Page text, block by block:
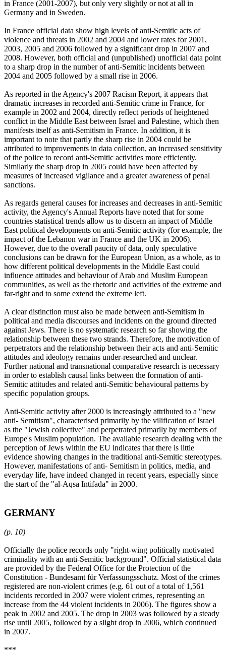
in France (2001-2007), but only very slightly or not at all in
Germany and in Sweden.
In France official data show high levels of anti-Semitic acts of
violence and threats in 2002 and 2004 and lower rates for 2001,
2003, 2005 and 2006 followed by a significant drop in 2007 and
2008. However, both official and (unpublished) unofficial data point
to a sharp drop in the number of anti-Semitic incidents between
2004 and 2005 followed by a small rise in 2006.
As reported in the Agency's 2007 Racism Report, it appears that
dramatic increases in recorded anti-Semitic crime in France, for
example in 2002 and 2004, directly reflect periods of heightened
conflict in the Middle East between Israel and Palestine, which then
manifests itself as anti-Semitism in France. In addition, it is
important to note that partly the sharp rise in 2004 could be
attributed to improvements in data collection, an increased sensitivity
of the police to record anti-Semitic activities more efficiently.
Similarly the sharp drop in 2005 could have been affected by
measures of increased vigilance and a greater awareness of penal
sanctions.
As regards general causes for increases and decreases in anti-Semitic
activity, the Agency's Annual Reports have noted that for some
countries statistical trends allow us to discern an impact of Middle
East political developments on anti-Semitic activity (for example, the
impact of the Lebanon war in France and the UK in 2006).
However, due to the overall paucity of data, only speculative
conclusions can be drawn for the European Union, as a whole, as to
how different political developments in the Middle East could
influence attitudes and behaviour of Arab and Muslim European
communities, as well as the rhetoric and activities of the extreme and
far-right and to some extend the extreme left.
A clear distinction must also be made between anti-Semitism in
political and media discourses and incidents on the ground directed
against Jews. There is no systematic research so far showing the
relationship between these two strands. Therefore, the motivation of
perpetrators and the relationship between their acts and anti-Semitic
attitudes and ideology remains under-researched and unclear.
Further national and transnational comparative research is necessary
in order to establish causal links between the formation of anti-
Semitic attitudes and related anti-Semitic behavioural patterns by
specific population groups.
Anti-Semitic activity after 2000 is increasingly attributed to a "new
anti- Semitism", characterised primarily by the vilification of Israel
as the "Jewish collective" and perpetrated primarily by members of
Europe's Muslim population. The available research dealing with the
perception of Jews within the EU indicates that there is little
evidence showing changes in the traditional anti-Semitic stereotypes.
However, manifestations of anti- Semitism in politics, media, and
everyday life, have indeed changed in recent years, especially since
the start of the "al-Aqsa Intifada" in 2000.
GERMANY
(p. 10)
Officially the police records only "right-wing politically motivated
criminality with an anti-Semitic background". Official statistical data
are provided by the Federal Office for the Protection of the
Constitution - Bundesamt für Verfassungsschutz. Most of the crimes
registered are non-violent crimes (e.g. 61 out of a total of 1,561
incidents recorded in 2007 were violent crimes, representing an
increase from the 44 violent incidents in 2006). The figures show a
peak in 2002 and 2005. The drop in 2003 was followed by a steady
rise until 2005, followed by a slight drop in 2006, which continued
in 2007.
***